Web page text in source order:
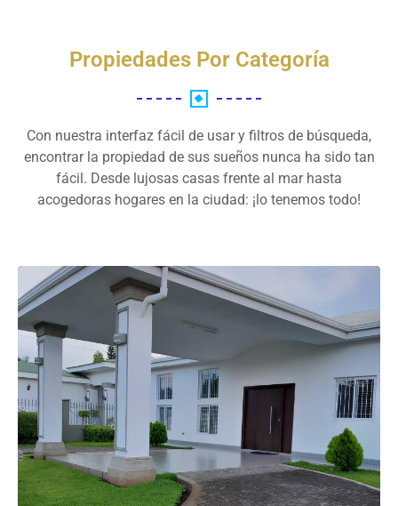
Propiedades Por Categoría
Con nuestra interfaz fácil de usar y filtros de búsqueda,
encontrar la propiedad de sus sueños nunca ha sido tan
fácil. Desde lujosas casas frente al mar hasta
acogedoras hogares en la ciudad: ¡lo tenemos todo!